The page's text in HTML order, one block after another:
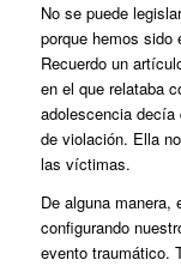
No se puede
porque hemos sido
Recuerdo un
en el que relataba
adolescencia decía
de violación. Ella
las víctimas.
De alguna
configurando
evento traumático.